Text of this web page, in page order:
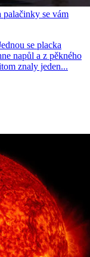
palačinky se vám
se placka
napůl a z pěkného
znaly jeden...